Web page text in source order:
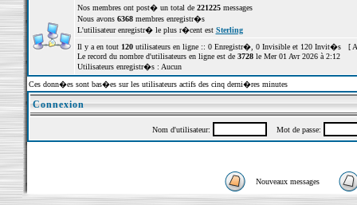
Nos membres ont post� un total de 221225messages
Nous avons 6368membres enregistr�s
L'utilisateur enregistr� le plus r�cent est Sterling
Il y a en tout 120utilisateurs en ligne :: 0 Enregistr�, 0 Invisible et 120 Invit�s [
Le record du nombre d'utilisateurs en ligne est de 3728le Mer 01 Avr 2026 à 2:12
Utilisateurs enregistr�s : Aucun
Ces donn�es sont bas�es sur les utilisateurs actifs des cinq derni�res minutes
Connexion
Nom d'utilisateur: Mot de passe:
Nouveaux messages